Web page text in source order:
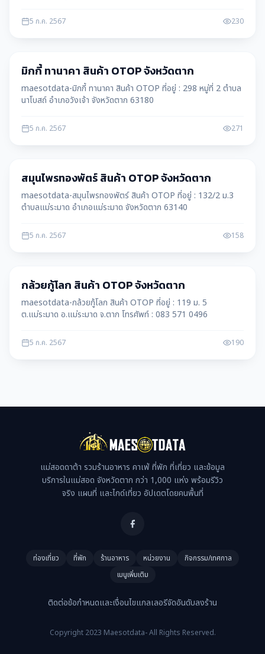
5 ก.ค. 2567 230
สินค้า OTOP
มิกกี้ ทานาคา สินค้า OTOP จังหวัดตาก
maesotdata-มิกกี้ ทานาคา สินค้า OTOP ที่อยู่ : 298 หมู่ที่ 2 ตำบล
นาโบสถ์ อำเภอวังเจ้า จังหวัดตาก 63180
5 ก.ค. 2567 271
สินค้า OTOP
สมุนไพรทองพัตร์ สินค้า OTOP จังหวัดตาก
maesotdata-สมุนไพรทองพัตร์ สินค้า OTOP ที่อยู่ : 132/2​ ม.​3​
ตำบลแม่ระมาด อำเภอแม่ระมาด จังหวัดตาก 63140
5 ก.ค. 2567 158
สินค้า OTOP
กล้วยกู้โลก สินค้า OTOP จังหวัดตาก
maesotdata-กล้วยกู้โลก สินค้า OTOP ที่อยู่ : 119 ม. 5
ต.แม่ระมาด อ.แม่ระมาด จ.ตาก โทรศัพท์ : 083 571 0496
5 ก.ค. 2567 190
แม่สอดดาต้า รวมร้านอาหาร คาเฟ่ ที่พัก ที่เที่ยว และข้อมูล
บริการในแม่สอด จังหวัดตาก กว่า 1,000 แห่ง พร้อมรีวิว
จริง แผนที่ และไกด์เที่ยว อัปเดตโดยคนพื้นที่
ท่องเที่ยว ที่พัก ร้านอาหาร หน่วยงาน
กิจกรรม/เทศกาล
เมนูเพิ่มเติม
ติดต่อข้อกำหนดและเงื่อนไขแกลเลอรีจัดอันดับลงร้าน
Copyright 2023 Maesotdata- All Rights Reserved.